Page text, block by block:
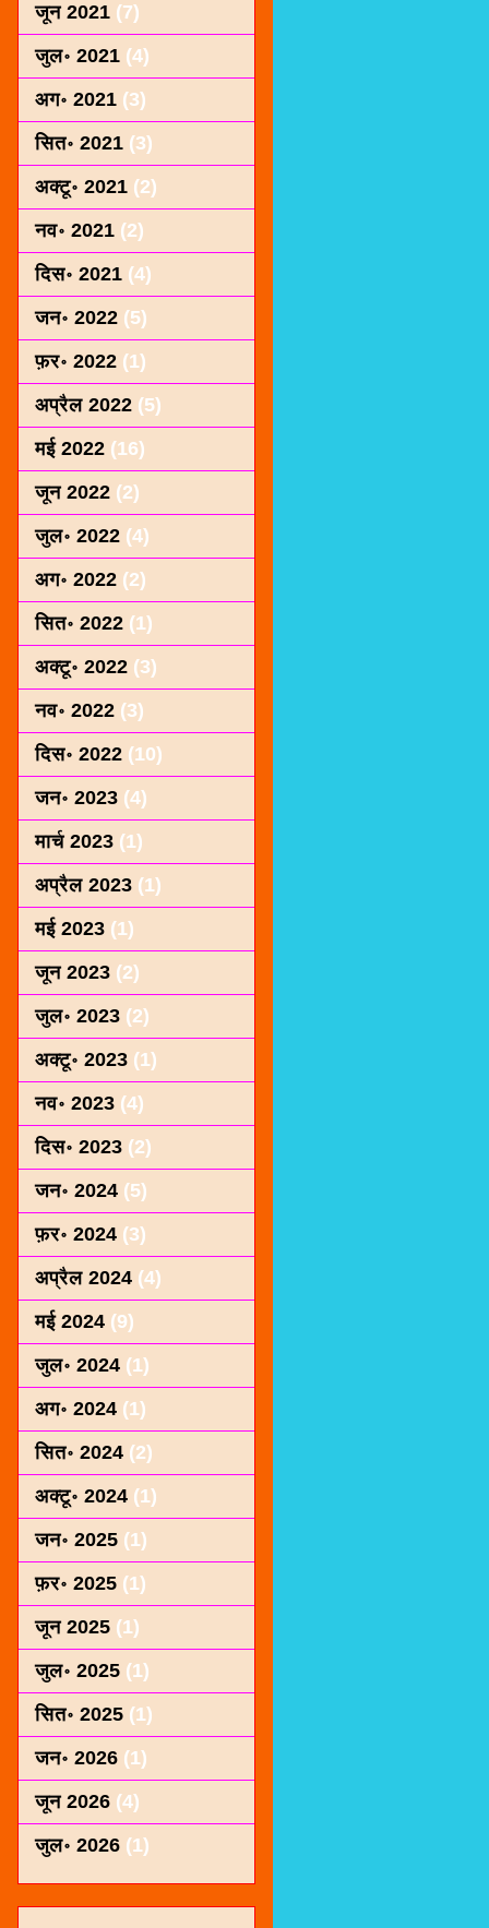
जून 2021 (7)
जुल॰ 2021 (4)
अग॰ 2021 (3)
सित॰ 2021 (3)
अक्टू॰ 2021 (2)
नव॰ 2021 (2)
दिस॰ 2021 (4)
जन॰ 2022 (5)
फ़र॰ 2022 (1)
अप्रैल 2022 (5)
मई 2022 (16)
जून 2022 (2)
जुल॰ 2022 (4)
अग॰ 2022 (2)
सित॰ 2022 (1)
अक्टू॰ 2022 (3)
नव॰ 2022 (3)
दिस॰ 2022 (10)
जन॰ 2023 (4)
मार्च 2023 (1)
अप्रैल 2023 (1)
मई 2023 (1)
जून 2023 (2)
जुल॰ 2023 (2)
अक्टू॰ 2023 (1)
नव॰ 2023 (4)
दिस॰ 2023 (2)
जन॰ 2024 (5)
फ़र॰ 2024 (3)
अप्रैल 2024 (4)
मई 2024 (9)
जुल॰ 2024 (1)
अग॰ 2024 (1)
सित॰ 2024 (2)
अक्टू॰ 2024 (1)
जन॰ 2025 (1)
फ़र॰ 2025 (1)
जून 2025 (1)
जुल॰ 2025 (1)
सित॰ 2025 (1)
जन॰ 2026 (1)
जून 2026 (4)
जुल॰ 2026 (1)